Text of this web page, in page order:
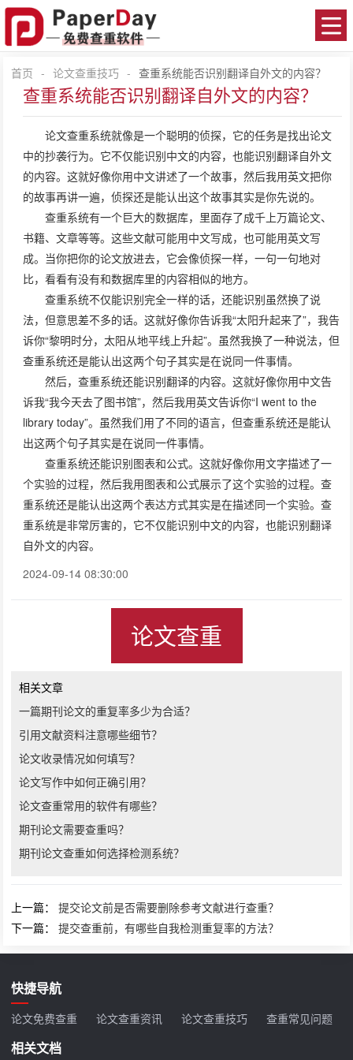
首页 - 论文查重技巧 - 查重系统能否识别翻译自外文的内容？
查重系统能否识别翻译自外文的内容？
论文查重系统就像是一个聪明的侦探，它的任务是找出论文
中的抄袭行为。它不仅能识别中文的内容，也能识别翻译自外文
的内容。这就好像你用中文讲述了一个故事，然后我用英文把你
的故事再讲一遍，侦探还是能认出这个故事其实是你先说的。
查重系统有一个巨大的数据库，里面存了成千上万篇论文、
书籍、文章等等。这些文献可能用中文写成，也可能用英文写
成。当你把你的论文放进去，它会像侦探一样，一句一句地对
比，看看有没有和数据库里的内容相似的地方。
查重系统不仅能识别完全一样的话，还能识别虽然换了说
法，但意思差不多的话。这就好像你告诉我“太阳升起来了”，我告
诉你“黎明时分，太阳从地平线上升起”。虽然我换了一种说法，但
查重系统还是能认出这两个句子其实是在说同一件事情。
然后，查重系统还能识别翻译的内容。这就好像你用中文告
诉我“我今天去了图书馆”，然后我用英文告诉你“I went to the
library today”。虽然我们用了不同的语言，但查重系统还是能认
出这两个句子其实是在说同一件事情。
查重系统还能识别图表和公式。这就好像你用文字描述了一
个实验的过程，然后我用图表和公式展示了这个实验的过程。查
重系统还是能认出这两个表达方式其实是在描述同一个实验。查
重系统是非常厉害的，它不仅能识别中文的内容，也能识别翻译
自外文的内容。
2024-09-14 08:30:00
论文查重
相关文章
一篇期刊论文的重复率多少为合适？
引用文献资料注意哪些细节？
论文收录情况如何填写？
论文写作中如何正确引用？
论文查重常用的软件有哪些？
期刊论文需要查重吗？
期刊论文查重如何选择检测系统？
上一篇：提交论文前是否需要删除参考文献进行查重？
下一篇：提交查重前，有哪些自我检测重复率的方法？
快捷导航
论文免费查重 论文查重资讯 论文查重技巧 查重常见问题
相关文档